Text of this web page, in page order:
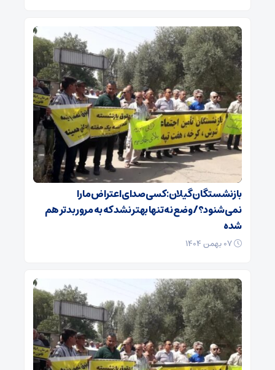
بازنشستگان گیلان: کسی صدای اعتراض ما را
نمی‌شنود؟/ وضع نه تنها بهتر نشد که به مرور بدتر هم
شده